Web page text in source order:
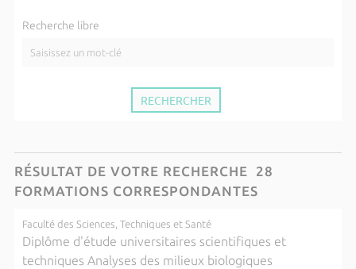
Recherche libre
RÉSULTAT DE VOTRE RECHERCHE
28
FORMATIONS CORRESPONDANTES
Faculté des Sciences, Techniques et Santé
Diplôme d'étude universitaires scientifiques et
techniques Analyses des milieux biologiques